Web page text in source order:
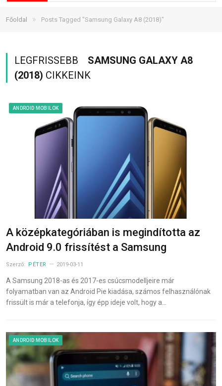
Főoldal » Posts Tagged "Samsung Galaxy A8 (2018)"
LEGFRISSEBB
SAMSUNG GALAXY A8
(2018) CIKKEINK
ANDROID MOBILOK
A középkategóriában is megindította az
Android 9.0 frissítést a Samsung
Szerző: PÉTER 2019-03-11
A Samsung 2018-as és 2017-es csúcsmodelljeire már
folyamatban van az Android Pie kiadása, számos felhasználónak
frissült is már a telefonja, így épp ideje volt, hogy a…
ANDROID MOBILOK